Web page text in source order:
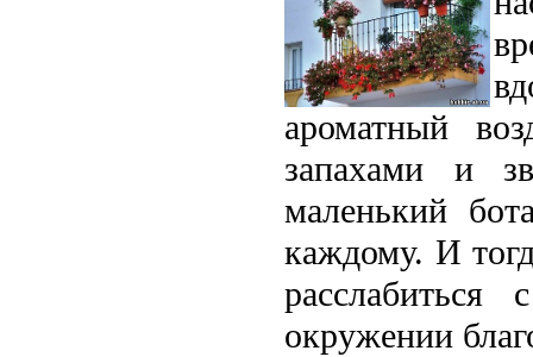
ароматный
запахами и
маленький
каждому. И
окружении